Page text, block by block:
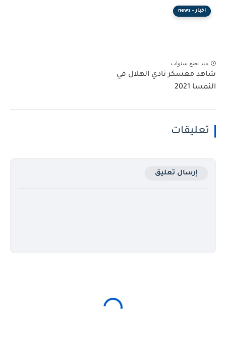
اخبار - news
منذ بضع سنوات
شاهد معسكر نادي الهلال في
النمسا 2021
تعليقات
إرسال تعليق